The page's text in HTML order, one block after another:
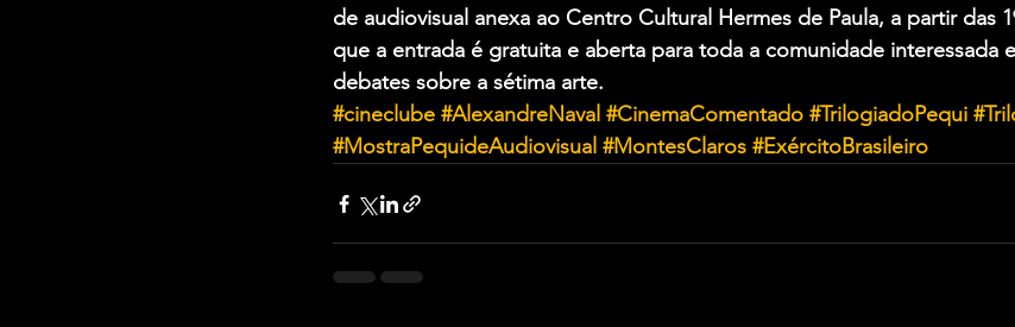
de audiovisual anexa ao Centro Cultural Hermes de Paula, a partir das
que a entrada é gratuita e aberta para toda a comunidade interessada
debates sobre a sétima arte.
#cineclube #AlexandreNaval #CinemaComentado #TrilogiadoPequi
#MostraPequideAudiovisual #MontesClaros #ExércitoBrasileiro